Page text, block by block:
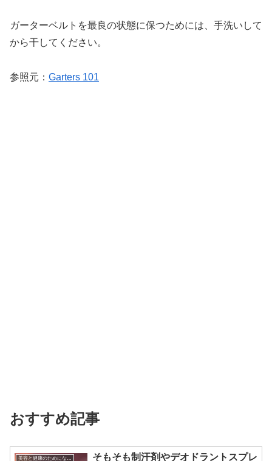
ガーターベルトを最良の状態に保つためには、手洗いして
から干してください。
参照元： Garters 101
おすすめ記事
美容と健康のためになる話 そもそも制汗剤やデオドラントスプレ